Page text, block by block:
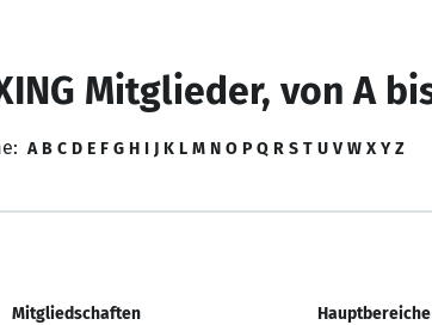
Mitglieder, von A
A B C D E F G H I J K L M N O P Q R S T U V W X Y Z
Mitgliedschaften Hauptbereiche